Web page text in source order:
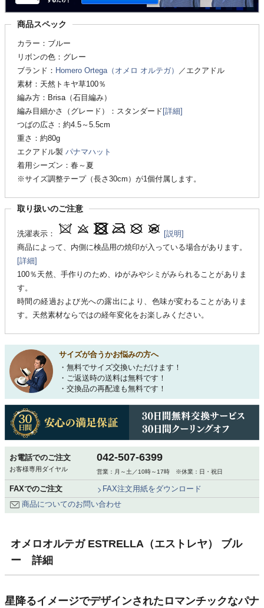
商品スペック
カラー：ブルー
リボンの色：グレー
ブランド： Homero Ortega（オメロ オルテガ）
／エクアドル
素材：天然トキヤ草100％
編み方：Brisa（石目編み）
編み目細かさ（グレード）：スタンダード [詳細]
つばの広さ：約4.5～5.5cm
重さ：約80g
エクアドル製 パナマハット
着用シーズン：春～夏
※サイズ調整テープ（長さ30cm）が1個付属します。
取り扱いのご注意
洗濯表示：
[説明]
商品によって、内側に検品用の焼印が入っている場合があります。
[詳細]
100％天然、手作りのため、ゆがみやシミがみられることがありま
す。
時間の経過および光への露出により、色味が変わることがありま
す。天然素材ならではの経年変化をお楽しみください。
サイズが合うかお悩みの方へ
・無料でサイズ交換いただけます！
・ご返送時の送料は無料です！
・交換品の再配達も無料です！
お電話でのご注文
お客様専用ダイヤル
042-507-6399
営業：月～土／10時～17時 ※休業：日・祝日
FAXでのご注文
FAX注文用紙をダウンロード
商品についてのお問い合わせ
オメロオルテガ ESTRELLA（エストレヤ） ブル
ー 詳細
星降るイメージでデザインされたロマンチックなパナ